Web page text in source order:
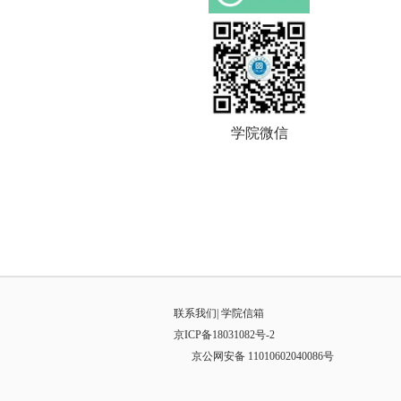
学院微信
联系我们| 学院信箱
京ICP备18031082号-2
京公网安备 11010602040086号